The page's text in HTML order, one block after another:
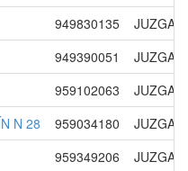
949830135
949390051
959102063
N 28
959034180
959349206